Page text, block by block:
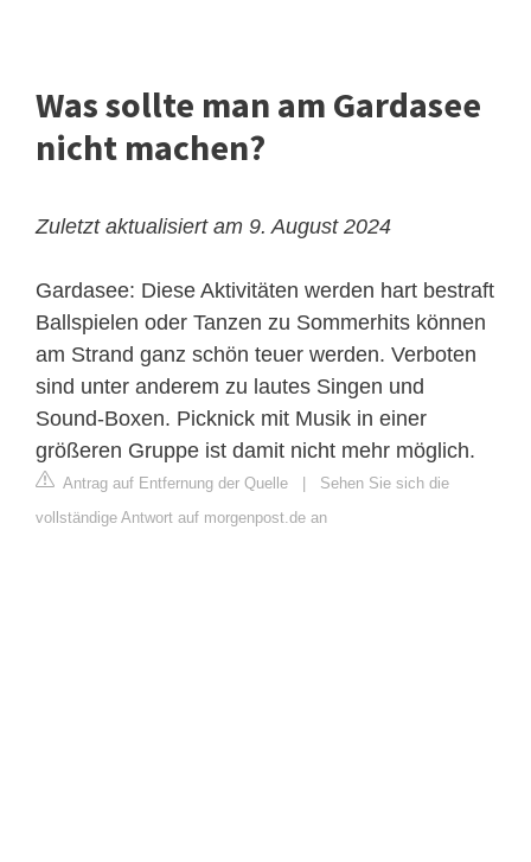
Was sollte man am Gardasee
nicht machen?
Zuletzt aktualisiert am 9. August 2024
Gardasee: Diese Aktivitäten werden hart bestraft
Ballspielen oder Tanzen zu Sommerhits können
am Strand ganz schön teuer werden. Verboten
sind unter anderem zu lautes Singen und
Sound-Boxen. Picknick mit Musik in einer
größeren Gruppe ist damit nicht mehr möglich.
Antrag auf Entfernung der Quelle
Sehen Sie sich die
vollständige Antwort auf morgenpost.de an